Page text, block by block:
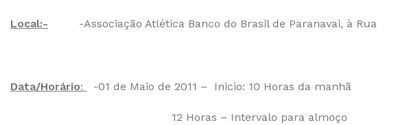
Local:- -Associação Atlética Banco do Brasil de Paranavai, à Rua
Data/Horário: -01 de Maio de 2011 – Inicio: 10 Horas da manhã
12 Horas – Intervalo para almoço